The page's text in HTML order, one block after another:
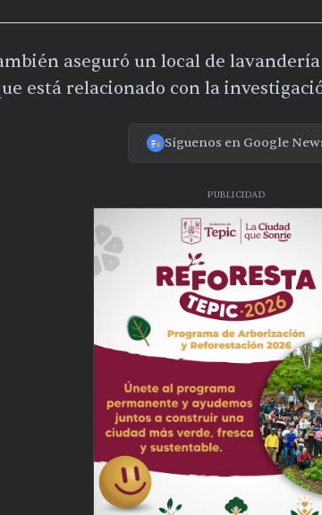
aseguró un local de
está relacionado con la
Síguenos en Google
PUBLICIDAD